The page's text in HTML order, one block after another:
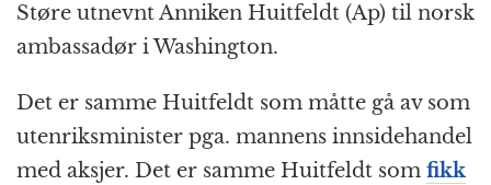
Støre utnevnt Anniken Huitfeldt (Ap) til norsk
ambassadør i Washington.
Det er samme Huitfeldt som måtte gå av som
utenriksminister pga. mannens innsidehandel
med aksjer. Det er samme Huitfeldt som fikk